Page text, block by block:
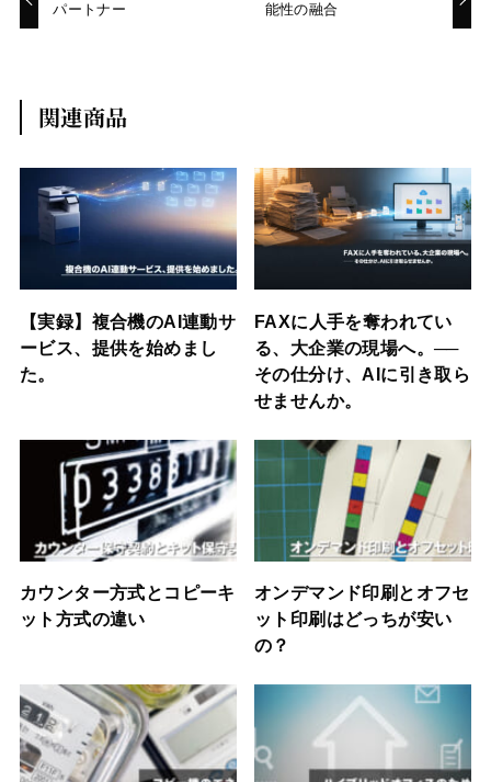
パートナー
能性の融合
関連商品
【実録】複合機のAI連動サ
ービス、提供を始めまし
た。
FAXに人手を奪われてい
る、大企業の現場へ。──
その仕分け、AIに引き取ら
せませんか。
カウンター方式とコピーキ
ット方式の違い
オンデマンド印刷とオフセ
ット印刷はどっちが安い
の？